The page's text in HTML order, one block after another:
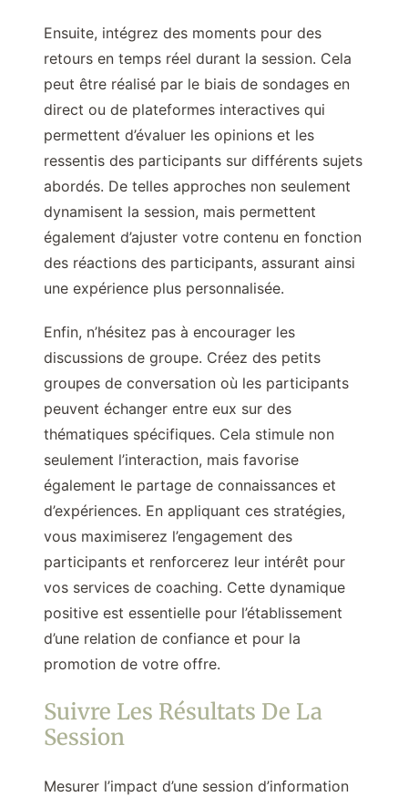
Ensuite, intégrez des moments pour des
retours en temps réel durant la session. Cela
peut être réalisé par le biais de sondages en
direct ou de plateformes interactives qui
permettent d’évaluer les opinions et les
ressentis des participants sur différents sujets
abordés. De telles approches non seulement
dynamisent la session, mais permettent
également d’ajuster votre contenu en fonction
des réactions des participants, assurant ainsi
une expérience plus personnalisée.
Enfin, n’hésitez pas à encourager les
discussions de groupe. Créez des petits
groupes de conversation où les participants
peuvent échanger entre eux sur des
thématiques spécifiques. Cela stimule non
seulement l’interaction, mais favorise
également le partage de connaissances et
d’expériences. En appliquant ces stratégies,
vous maximiserez l’engagement des
participants et renforcerez leur intérêt pour
vos services de coaching. Cette dynamique
positive est essentielle pour l’établissement
d’une relation de confiance et pour la
promotion de votre offre.
Suivre Les Résultats De La
Session
Mesurer l’impact d’une session d’information